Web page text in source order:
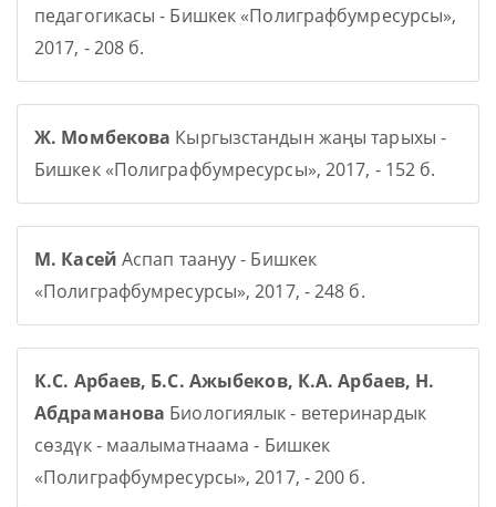
педагогикасы - Бишкек «Полиграфбумресурсы»,
2017, - 208 б.
Ж. Момбекова Кыргызстандын жаңы тарыхы -
Бишкек «Полиграфбумресурсы», 2017, - 152 б.
М. Касей Аспап таануу - Бишкек
«Полиграфбумресурсы», 2017, - 248 б.
К.С. Арбаев, Б.С. Ажыбеков, К.А. Арбаев, Н.
Абдраманова Биологиялык - ветеринардык
сөздүк - маалыматнаама - Бишкек
«Полиграфбумресурсы», 2017, - 200 б.